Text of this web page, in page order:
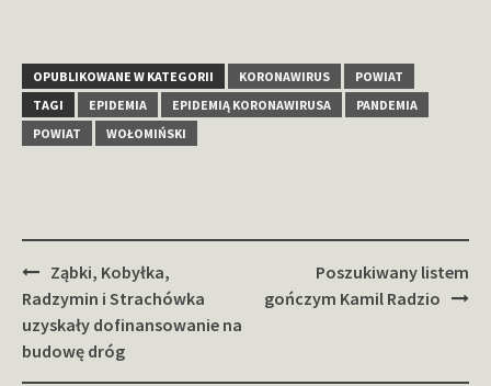
OPUBLIKOWANE W KATEGORII KORONAWIRUS
POWIAT
TAGI
EPIDEMIA EPIDEMIĄ KORONAWIRUSA
PANDEMIA
POWIAT
WOŁOMIŃSKI
Zobacz
wpisy
Ząbki, Kobyłka,
Radzymin i Strachówka
uzyskały dofinansowanie na
budowę dróg
Poszukiwany listem
gończym Kamil Radzio